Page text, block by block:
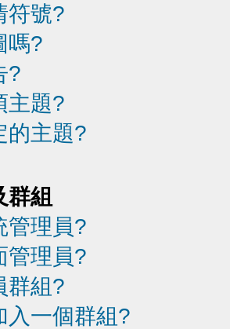
符號?
嗎?
?
主題?
的主題?
群組
管理員?
管理員?
群組?
入一個群組?